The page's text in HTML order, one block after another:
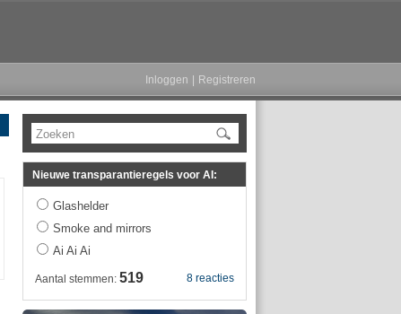
Inloggen Registreren
Zoeken
Nieuwe transparantieregels voor AI:
Glashelder
Smoke and mirrors
Ai Ai Ai
8 reacties
Aantal stemmen: 519